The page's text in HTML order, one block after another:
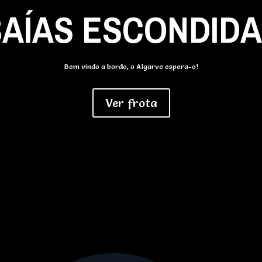
Bem vindo a bordo, o Algarve espera-o!
Ver frota